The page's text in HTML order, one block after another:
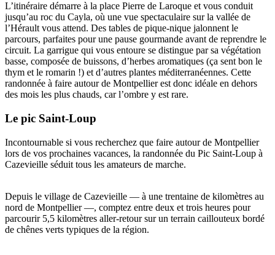
L’itinéraire démarre à la place Pierre de Laroque et vous conduit
jusqu’au roc du Cayla, où une vue spectaculaire sur la vallée de
l’Hérault vous attend. Des tables de pique-nique jalonnent le
parcours, parfaites pour une pause gourmande avant de reprendre le
circuit. La garrigue qui vous entoure se distingue par sa végétation
basse, composée de buissons, d’herbes aromatiques (ça sent bon le
thym et le romarin !) et d’autres plantes méditerranéennes. Cette
randonnée à faire autour de Montpellier est donc idéale en dehors
des mois les plus chauds, car l’ombre y est rare.
Le pic Saint-Loup
Incontournable si vous recherchez que faire autour de Montpellier
lors de vos prochaines vacances, la randonnée du Pic Saint-Loup à
Cazevieille séduit tous les amateurs de marche.
Depuis le village de Cazevieille — à une trentaine de kilomètres au
nord de Montpellier —, comptez entre deux et trois heures pour
parcourir 5,5 kilomètres aller-retour sur un terrain caillouteux bordé
de chênes verts typiques de la région.